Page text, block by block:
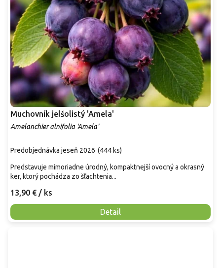
Muchovník jelšolistý 'Amela'
Amelanchier alnifolia 'Amela'
Predobjednávka jeseň 2026 (444 ks)
13,90 € / ks
Detail
Predstavuje mimoriadne úrodný, kompaktnejší ovocný a okrasný
ker, ktorý pochádza zo šľachtenia...